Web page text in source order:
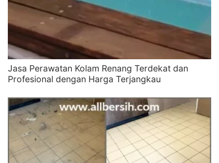
Jasa Perawatan Kolam Renang Terdekat dan
Profesional dengan Harga Terjangkau